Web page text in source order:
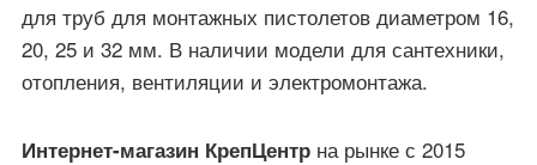
для труб для монтажных пистолетов диаметром 16,
20, 25 и 32 мм. В наличии модели для сантехники,
отопления, вентиляции и электромонтажа.
Интернет-магазин КрепЦентр на рынке с 2015